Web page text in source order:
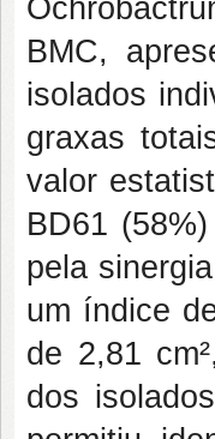
BMC,
isolados
graxas
valor
BD61
pela
um índice
de 2,81
dos